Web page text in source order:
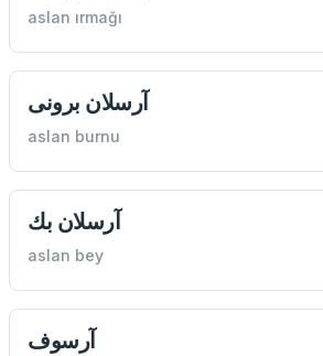
aslan ırmağı
آرسلان برونی
aslan burnu
آرسلان بك
aslan bey
آرسوف